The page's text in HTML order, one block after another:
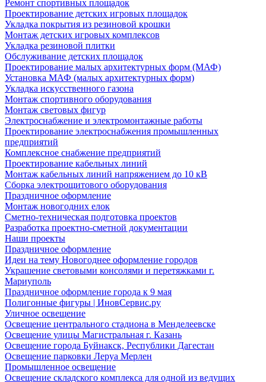
Ремонт спортивных площадок
Проектирование детских игровых площадок
Укладка покрытия из резиновой крошки
Монтаж детских игровых комплексов
Укладка резиновой плитки
Обслуживание детских площадок
Проектирование малых архитектурных форм (МАФ)
Установка МАФ (малых архитектурных форм)
Укладка искусственного газона
Монтаж спортивного оборудования
Монтаж световых фигур
Электроснабжение и электромонтажные работы
Проектирование электроснабжения промышленных
предприятий
Комплексное снабжение предприятий
Проектирование кабельных линий
Монтаж кабельных линий напряжением до 10 кВ
Сборка электрощитового оборудования
Праздничное оформление
Монтаж новогодних елок
Сметно-техническая подготовка проектов
Разработка проектно-сметной документации
Наши проекты
Праздничное оформление
Идеи на тему Новогоднее оформление городов
Украшение световыми консолями и перетяжками г.
Мариуполь
Праздничное оформление города к 9 мая
Полигонные фигуры | ИновСервис.ру
Уличное освещение
Освещение центрального стадиона в Менделеевске
Освещение улицы Магистральная г. Казань
Освещение города Буйнакск, Республики Дагестан
Освещение парковки Леруа Мерлен
Промышленное освещение
Освещение складского комплекса для одной из ведущих